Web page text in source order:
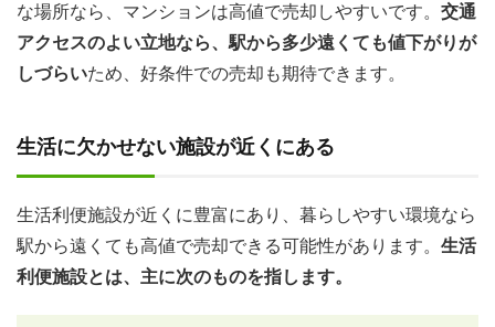
な場所なら、マンションは高値で売却しやすいです。 交通
アクセスのよい立地なら、駅から多少遠くても値下がりが
しづらいため、好条件での売却も期待できます。
生活に欠かせない施設が近くにある
生活利便施設が近くに豊富にあり、暮らしやすい環境なら
駅から遠くても高値で売却できる可能性があります。 生活
利便施設とは、主に次のものを指します。